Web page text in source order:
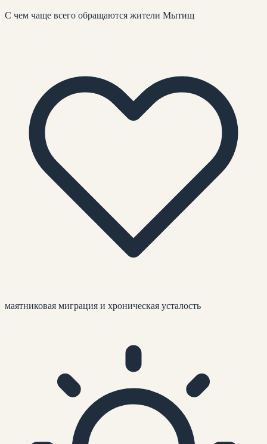
С чем чаще всего обращаются жители Мытищ
маятниковая миграция и хроническая усталость